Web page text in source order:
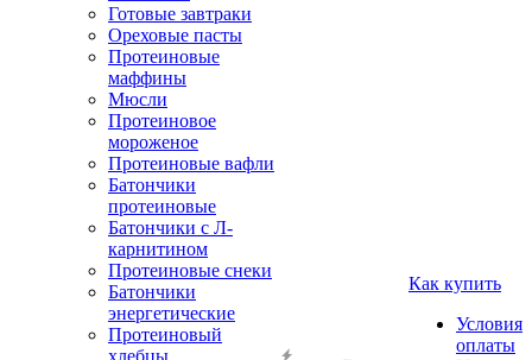
Готовые завтраки
Ореховые пасты
Протеиновые
маффины
Мюсли
Протеиновое
мороженое
Протеиновые вафли
Батончики
протеиновые
Батончики с Л-
карнитином
Протеиновые снеки
Батончики
энергетические
Протеиновый
хлебцы
Как купить
Условия
оплаты